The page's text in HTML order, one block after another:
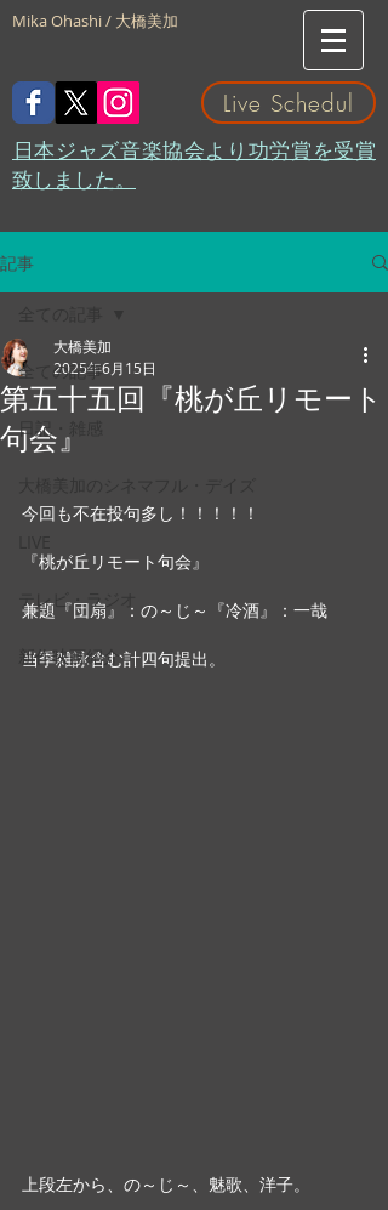
Mika Ohashi / 大橋美加
Live Schedul
​日本ジャズ音楽協会より功労賞を受賞
致しました。
記事
全ての記事
日記・雑感
テレビ・ラジオ
新作映画紹介
第五十五回『桃が丘リモート
句会』
大橋美加
2025年6月15日
今回も不在投句多し！！！！！
『桃が丘リモート句会』
兼題『団扇』：の～じ～『冷酒』：一哉
当季雑詠含む計四句提出。
上段左から、の～じ～、魅歌、洋子。